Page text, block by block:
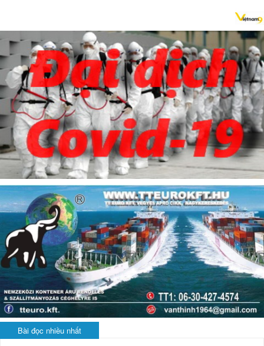
Bài đọc nhiều nhất